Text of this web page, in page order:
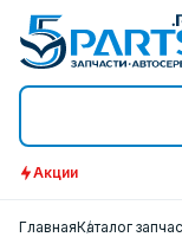
Акции
ГлавнаяКаталог